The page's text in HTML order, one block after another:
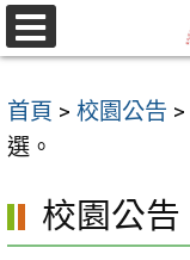
跳
至
要
內
區
選
單
首頁 > 校園公告 >
選。
校園公告